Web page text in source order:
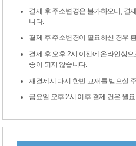
결제 후 주소변경은 불가하오니, 결
니다.
결제 후 주소변경이 필요하신 경우
결제 후 오후 2시 이전에 온라인상
송이 되지 않습니다.
재결제시 다시 한번 교재를 받으실
금요일 오후 2시 이후 결제 건은 월